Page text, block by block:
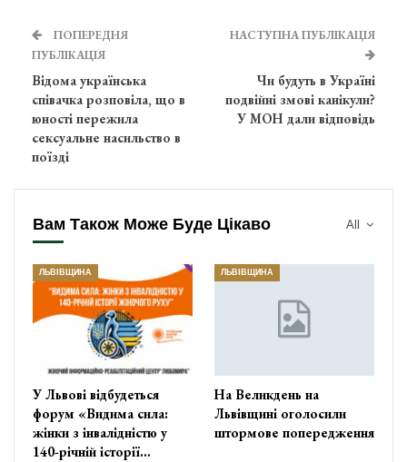
ПОПЕРЕДНЯ
ПУБЛІКАЦІЯ
Відома українська
співачка розповіла, що в
юності пережила
сексуальне насильство в
поїзді
НАСТУПНА ПУБЛІКАЦІЯ
Чи будуть в Україні
подвійні змові канікули?
У МОН дали відповідь
All
Вам Також Може Буде Цікаво
ЛЬВІВЩИНА
У Львові відбудеться
форум «Видима сила:
жінки з інвалідністю у
140-річній історії…
ЛЬВІВЩИНА
На Великдень на
Львівщині оголосили
штормове попередження